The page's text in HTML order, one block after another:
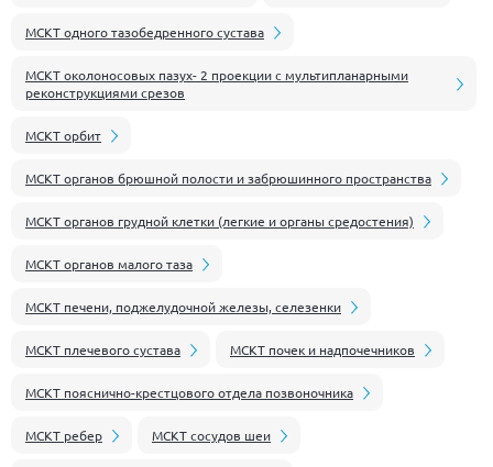
МСКТ одного тазобедренного сустава
МСКТ околоносовых пазух- 2 проекции с мультипланарными
реконструкциями срезов
МСКТ орбит
МСКТ органов брюшной полости и забрюшинного пространства
МСКТ органов грудной клетки (легкие и органы средостения)
МСКТ органов малого таза
МСКТ печени, поджелудочной железы, селезенки
МСКТ плечевого сустава МСКТ почек и надпочечников
МСКТ пояснично-крестцового отдела позвоночника
МСКТ ребер МСКТ сосудов шеи